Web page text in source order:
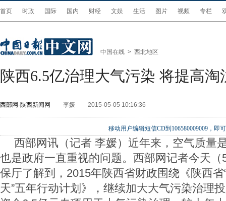
首页 时政 国际 国内 财经 文娱 生活 图片 视频 专栏
中国在线 > 西北地区
陕西6.5亿治理大气污染 将提高
西部网-陕西新闻网 李媛 2015-05-05 10:16:36
移动用户编辑短信CD到106580009009，即
西部网讯（记者 李媛）近年来，空气质量
也是政府一直重视的问题。西部网记者今天
保厅了解到，2015年陕西省财政围绕《陕西
天”五年行动计划》，继续加大大气污染治理